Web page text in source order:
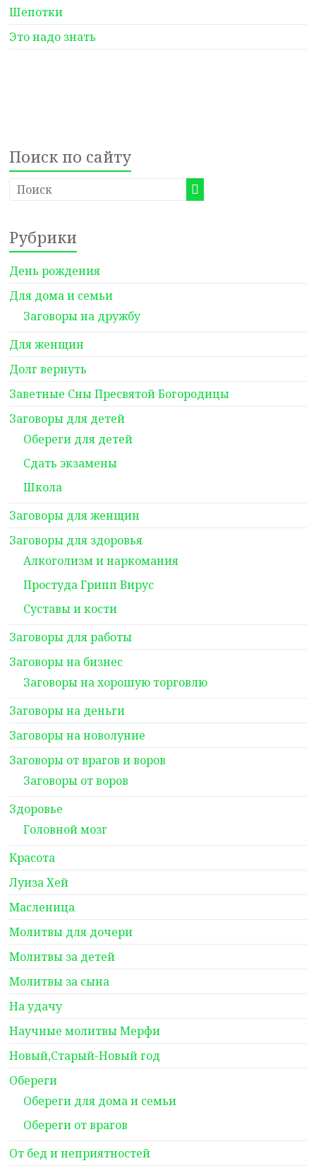
Шепотки
Это надо знать
Поиск по сайту
Рубрики
День рождения
Для дома и семьи
Заговоры на дружбу
Для женщин
Долг вернуть
Заветные Сны Пресвятой Богородицы
Заговоры для детей
Обереги для детей
Сдать экзамены
Школа
Заговоры для женщин
Заговоры для здоровья
Алкоголизм и наркомания
Простуда Грипп Вирус
Суставы и кости
Заговоры для работы
Заговоры на бизнес
Заговоры на хорошую торговлю
Заговоры на деньги
Заговоры на новолуние
Заговоры от врагов и воров
Заговоры от воров
Здоровье
Головной мозг
Красота
Луиза Хей
Масленица
Молитвы для дочери
Молитвы за детей
Молитвы за сына
На удачу
Научные молитвы Мерфи
Новый,Старый-Новый год
Обереги
Обереги для дома и семьи
Обереги от врагов
От бед и неприятностей